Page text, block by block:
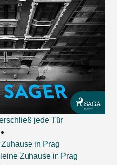
jede Tür
Zuhause in Prag